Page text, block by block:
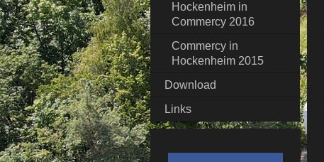
Hockenheim in
Commercy 2016
Commercy in
Hockenheim 2015
Download
Links